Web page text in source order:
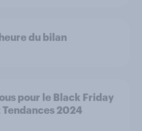
du bilan
pour le Black Friday
2024